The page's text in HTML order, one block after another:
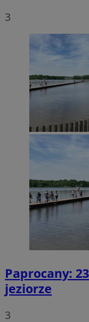
3
Paprocany:
jeziorze
3